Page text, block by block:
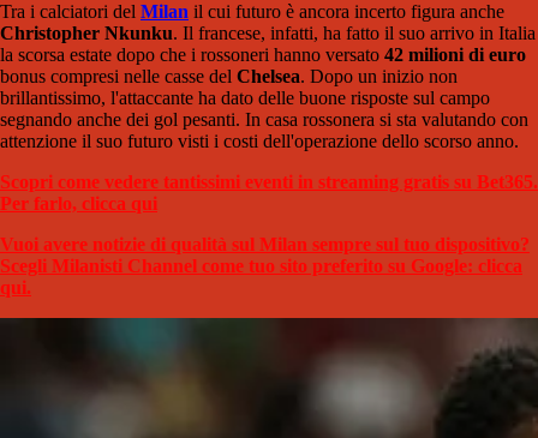
Tra i calciatori del Milan il cui futuro è ancora incerto figura anche
Christopher Nkunku. Il francese, infatti, ha fatto il suo arrivo in Italia
la scorsa estate dopo che i rossoneri hanno versato 42 milioni di euro
bonus compresi nelle casse del Chelsea. Dopo un inizio non
brillantissimo, l'attaccante ha dato delle buone risposte sul campo
segnando anche dei gol pesanti. In casa rossonera si sta valutando con
attenzione il suo futuro visti i costi dell'operazione dello scorso anno.
Scopri come vedere tantissimi eventi in streaming gratis su Bet365.
Per farlo, clicca qui
Vuoi avere notizie di qualità sul Milan sempre sul tuo dispositivo?
Scegli Milanisti Channel come tuo sito preferito su Google: clicca
qui.